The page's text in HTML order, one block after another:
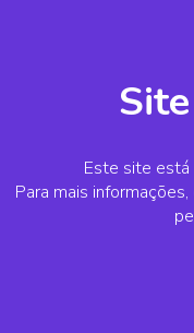
Este site está
Para mais